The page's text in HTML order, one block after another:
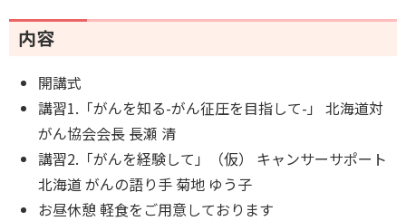
内容
開講式
講習1.「がんを知る-がん征圧を目指して-」 北海道対
がん協会会長 長瀬 清
講習2.「がんを経験して」（仮） キャンサーサポート
北海道 がんの語り手 菊地 ゆう子
お昼休憩 軽食をご用意しております